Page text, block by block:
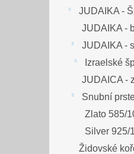
JUDAIKA -
JUDAIKA -
JUDAIKA -
Izraelské
JUDAICA -
Snubní
Zlato 585/
Silver 925/
Židovské